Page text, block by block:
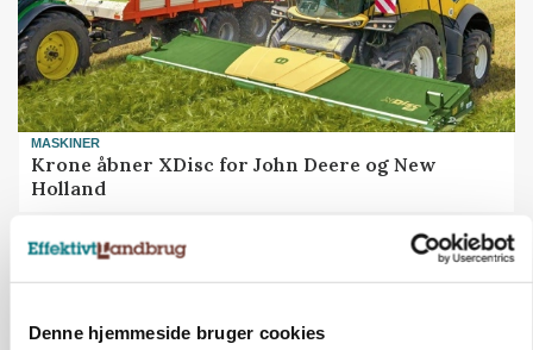
Denne hjemmeside bruger cookies
MASKINER
Krone åbner XDisc for John Deere og New
Holland